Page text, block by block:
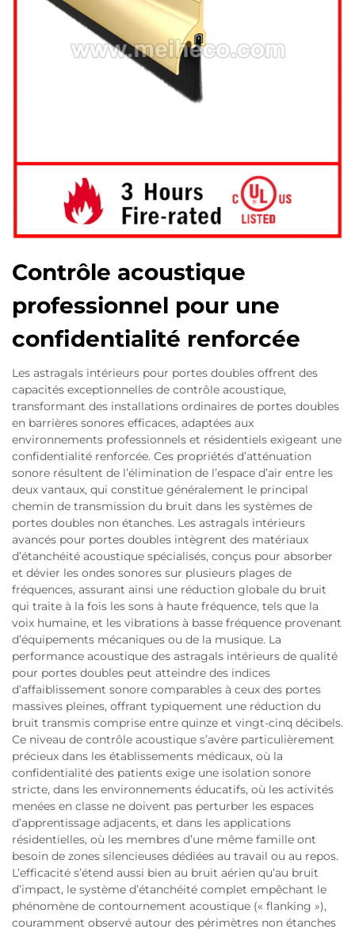
Contrôle acoustique
professionnel pour une
confidentialité renforcée
Les astragals intérieurs pour portes doubles offrent des
capacités exceptionnelles de contrôle acoustique,
transformant des installations ordinaires de portes doubles
en barrières sonores efficaces, adaptées aux
environnements professionnels et résidentiels exigeant une
confidentialité renforcée. Ces propriétés d’atténuation
sonore résultent de l’élimination de l’espace d’air entre les
deux vantaux, qui constitue généralement le principal
chemin de transmission du bruit dans les systèmes de
portes doubles non étanches. Les astragals intérieurs
avancés pour portes doubles intègrent des matériaux
d’étanchéité acoustique spécialisés, conçus pour absorber
et dévier les ondes sonores sur plusieurs plages de
fréquences, assurant ainsi une réduction globale du bruit
qui traite à la fois les sons à haute fréquence, tels que la
voix humaine, et les vibrations à basse fréquence provenant
d’équipements mécaniques ou de la musique. La
performance acoustique des astragals intérieurs de qualité
pour portes doubles peut atteindre des indices
d’affaiblissement sonore comparables à ceux des portes
massives pleines, offrant typiquement une réduction du
bruit transmis comprise entre quinze et vingt-cinq décibels.
Ce niveau de contrôle acoustique s’avère particulièrement
précieux dans les établissements médicaux, où la
confidentialité des patients exige une isolation sonore
stricte, dans les environnements éducatifs, où les activités
menées en classe ne doivent pas perturber les espaces
d’apprentissage adjacents, et dans les applications
résidentielles, où les membres d’une même famille ont
besoin de zones silencieuses dédiées au travail ou au repos.
L’efficacité s’étend aussi bien au bruit aérien qu’au bruit
d’impact, le système d’étanchéité complet empêchant le
phénomène de contournement acoustique (« flanking »),
couramment observé autour des périmètres non étanches